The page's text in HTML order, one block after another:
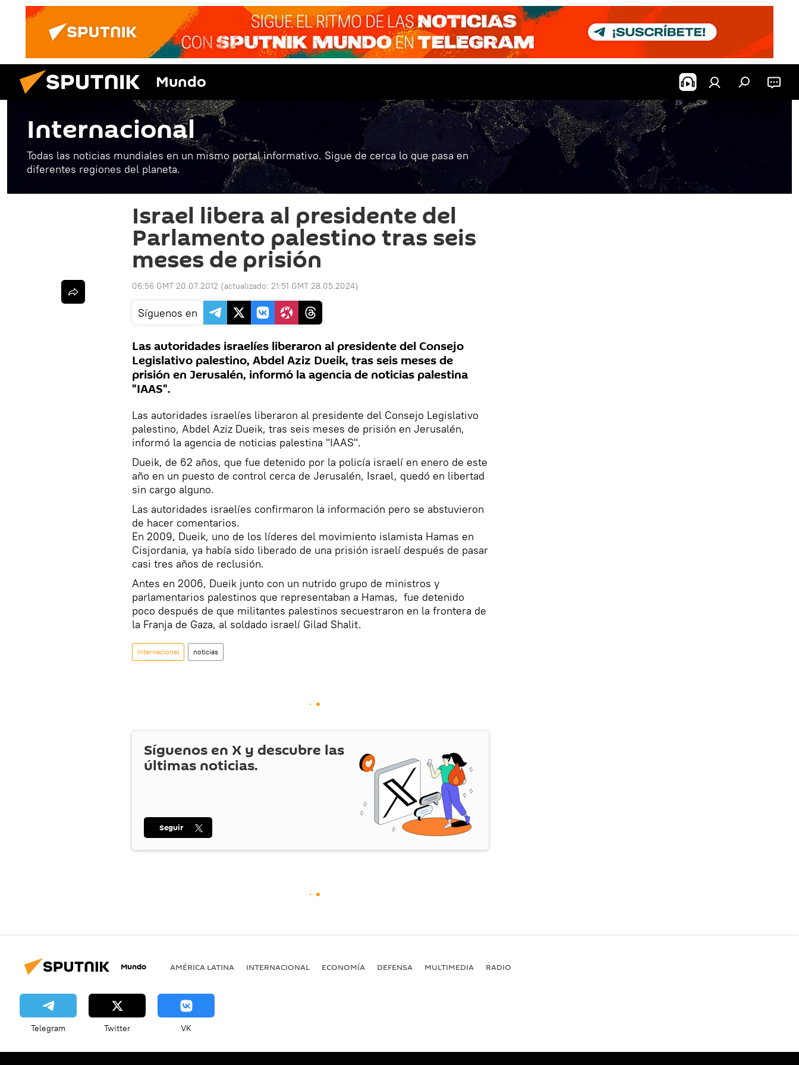
Mundo
Internacional
Todas las noticias mundiales en un mismo portal informativo. Sigue de cerca lo que pasa en
diferentes regiones del planeta.
Israel libera al presidente del
Parlamento palestino tras seis
meses de prisión
06:56 GMT 20.07.2012 (actualizado: 21:51 GMT 28.05.2024)
Síguenos en
Las autoridades israelíes liberaron al presidente del Consejo
Legislativo palestino, Abdel Aziz Dueik, tras seis meses de
prisión en Jerusalén, informó la agencia de noticias palestina
"IAAS".
Las autoridades israelíes liberaron al presidente del Consejo Legislativo
palestino, Abdel Aziz Dueik, tras seis meses de prisión en Jerusalén,
informó la agencia de noticias palestina "IAAS".
Dueik, de 62 años, que fue detenido por la policía israelí en enero de este
año en un puesto de control cerca de Jerusalén, Israel, quedó en libertad
sin cargo alguno.
Las autoridades israelíes confirmaron la información pero se abstuvieron
de hacer comentarios.
En 2009, Dueik, uno de los líderes del movimiento islamista Hamas en
Cisjordania, ya había sido liberado de una prisión israelí después de pasar
casi tres años de reclusión.
Antes en 2006, Dueik junto con un nutrido grupo de ministros y
parlamentarios palestinos que representaban a Hamas, fue detenido
poco después de que militantes palestinos secuestraron en la frontera de
la Franja de Gaza, al soldado israelí Gilad Shalit.
Internacional noticias
Síguenos en X y descubre las
últimas noticias.
Seguir
Mundo AMÉRICA LATINA INTERNACIONAL ECONOMÍA DEFENSA MULTIMEDIA RADIO
Telegram Twitter VK